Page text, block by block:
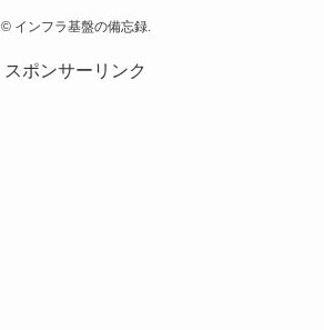
©インフラ基盤の備忘録.
スポンサーリンク